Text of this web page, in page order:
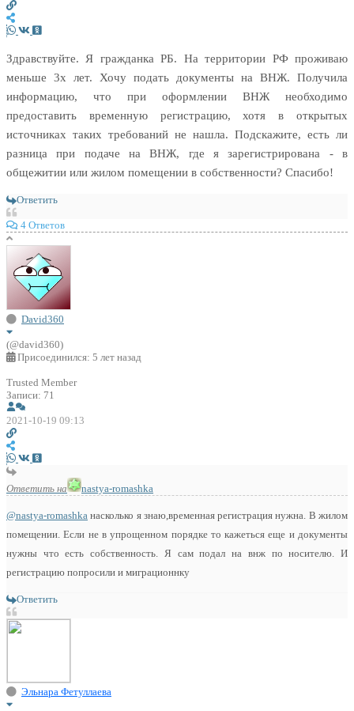
Здравствуйте. Я гражданка РБ. На территории РФ проживаю
меньше 3х лет. Хочу подать документы на ВНЖ. Получила
информацию, что при оформлении ВНЖ необходимо
предоставить временную регистрацию, хотя в открытых
источниках таких требований не нашла. Подскажите, есть ли
разница при подаче на ВНЖ, где я зарегистрирована - в
общежитии или жилом помещении в собственности? Спасибо!
Ответить
4 Ответов
David360
(@david360)
Присоединился: 5 лет назад
Trusted Member
Записи: 71
2021-10-19 09:13
Ответить на nastya-romashka
@nastya-romashka насколько я знаю,временная регистрация нужна. В жилом
помещении. Если не в упрощенном порядке то кажеться еще и документы
нужны что есть собственность. Я сам подал на внж по носителю. И
регистрацию попросили и миграционнку
Ответить
Эльнара Фетуллаева